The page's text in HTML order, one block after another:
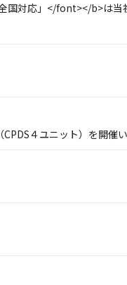
対応」</font></b>は当
４ユニット）を開催